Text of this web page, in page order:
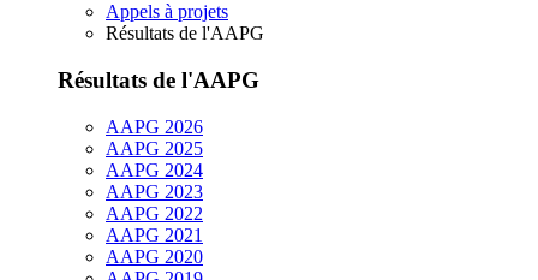
Appels à projets
Résultats de l'AAPG
Résultats de l'AAPG
AAPG 2026
AAPG 2025
AAPG 2024
AAPG 2023
AAPG 2022
AAPG 2021
AAPG 2020